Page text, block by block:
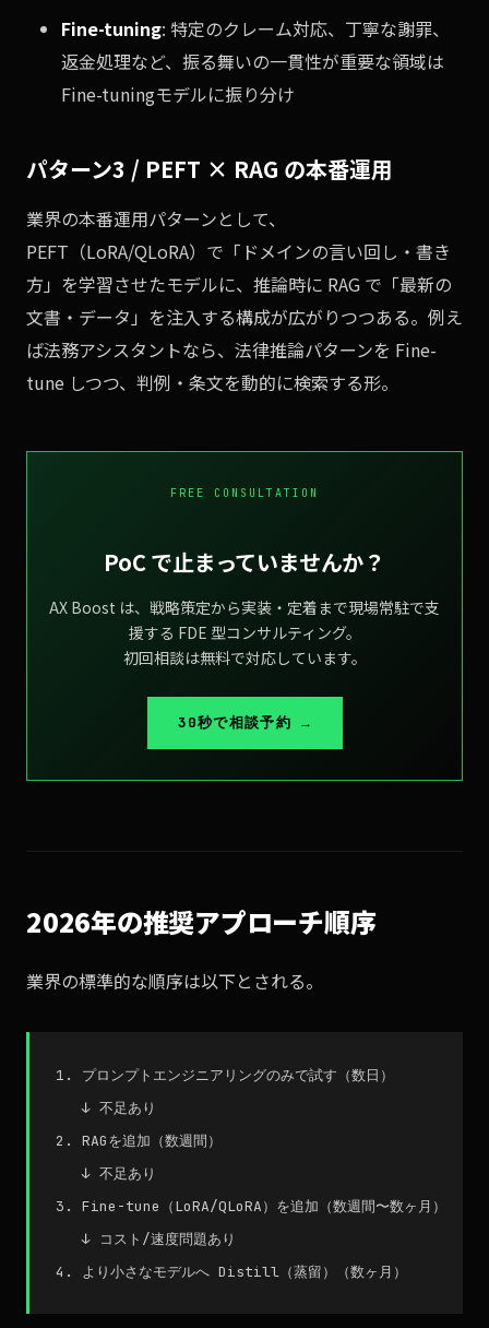
Fine-tuning: 特定のクレーム対応、丁寧な謝罪、
返金処理など、振る舞いの一貫性が重要な領域は
Fine-tuningモデルに振り分け
パターン3 / PEFT × RAG の本番運用
業界の本番運用パターンとして、
PEFT（LoRA/QLoRA）で「ドメインの言い回し・書き
方」を学習させたモデルに、推論時に RAG で「最新の
文書・データ」を注入する構成が広がりつつある。例え
ば法務アシスタントなら、法律推論パターンを Fine-
tune しつつ、判例・条文を動的に検索する形。
FREE CONSULTATION
PoC で止まっていませんか？
AX Boost は、戦略策定から実装・定着まで現場常駐で支
援する FDE 型コンサルティング。
初回相談は無料で対応しています。
30秒で相談予約 →
2026年の推奨アプローチ順序
業界の標準的な順序は以下とされる。
1. プロンプトエンジニアリングのみで試す（数日）
   ↓ 不足あり
2. RAGを追加（数週間）
   ↓ 不足あり
3. Fine-tune（LoRA/QLoRA）を追加（数週間〜数ヶ月）
   ↓ コスト/速度問題あり